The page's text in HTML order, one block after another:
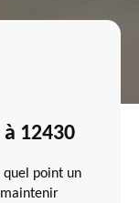
12430
quel point un
maintenir